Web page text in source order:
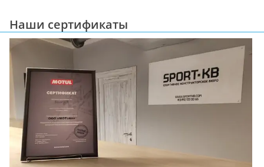
Наши сертификаты